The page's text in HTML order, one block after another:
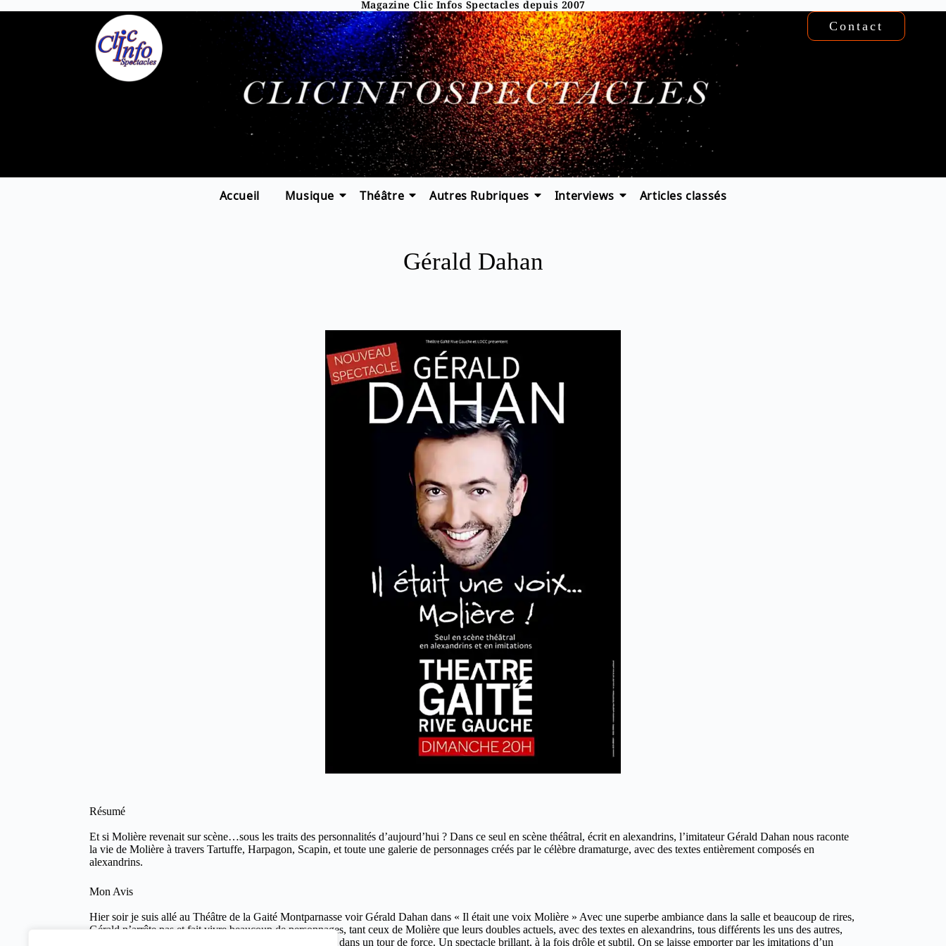
Magazine Clic Infos Spectacles depuis 2007
Contact
Accueil Musique Théâtre Autres Rubriques Interviews Articles classés
Gérald Dahan
Résumé
Et si Molière revenait sur scène…sous les traits des personnalités d’aujourd’hui ? Dans ce seul en scène théâtral, écrit en alexandrins, l’imitateur Gérald Dahan nous raconte
la vie de Molière à travers Tartuffe, Harpagon, Scapin, et toute une galerie de personnages créés par le célèbre dramaturge, avec des textes entièrement composés en
alexandrins.
Mon Avis
Hier soir je suis allé au Théâtre de la Gaité Montparnasse voir Gérald Dahan dans « Il était une voix Molière » Avec une superbe ambiance dans la salle et beaucoup de rires,
Gérald n’arrête pas et fait vivre beaucoup de personnages, tant ceux de Molière que leurs doubles actuels, avec des textes en alexandrins, tous différents les uns des autres,
déclamés, voire chantés, tous interprétés par l’humoriste dans un tour de force. Un spectacle brillant, à la fois drôle et subtil. On se laisse emporter par les imitations d’un